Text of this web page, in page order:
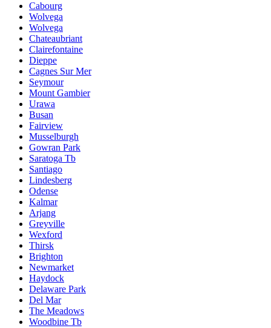
Cabourg
Wolvega
Wolvega
Chateaubriant
Clairefontaine
Dieppe
Cagnes Sur Mer
Seymour
Mount Gambier
Urawa
Busan
Fairview
Musselburgh
Gowran Park
Saratoga Tb
Santiago
Lindesberg
Odense
Kalmar
Arjang
Greyville
Wexford
Thirsk
Brighton
Newmarket
Haydock
Delaware Park
Del Mar
The Meadows
Woodbine Tb